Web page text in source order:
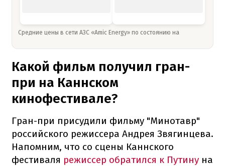
Средние цены в сети АЗС «Amic Energy» по состоянию на
Какой фильм получил гран-
при на Каннском
кинофестивале?
Гран-при присудили фильму "Минотавр"
российского режиссера Андрея Звягинцева.
Напомним, что со сцены Каннского
фестиваля режиссер обратился к Путину на